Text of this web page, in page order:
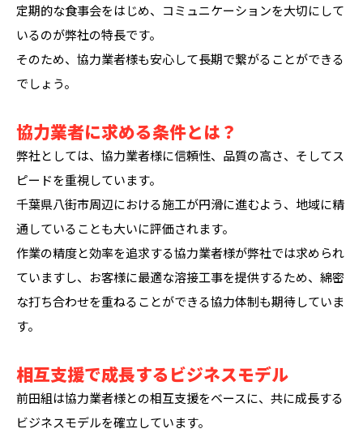
定期的な食事会をはじめ、コミュニケーションを大切にして
いるのが弊社の特長です。
そのため、協力業者様も安心して長期で繋がることができる
でしょう。
協力業者に求める条件とは？
弊社としては、協力業者様に信頼性、品質の高さ、そしてス
ピードを重視しています。
千葉県八街市周辺における施工が円滑に進むよう、地域に精
通していることも大いに評価されます。
作業の精度と効率を追求する協力業者様が弊社では求められ
ていますし、お客様に最適な溶接工事を提供するため、綿密
な打ち合わせを重ねることができる協力体制も期待していま
す。
相互支援で成長するビジネスモデル
前田組は協力業者様との相互支援をベースに、共に成長する
ビジネスモデルを確立しています。